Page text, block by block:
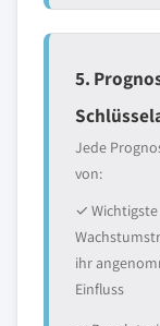
5.
Jede
von:
✓ Wichtigste
ihr
Einfluss